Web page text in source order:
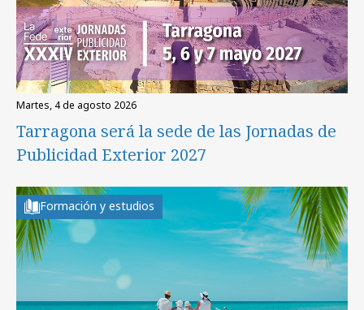
martes, 4 de agosto 2026
Tarragona será la sede de las Jornadas de
Publicidad Exterior 2027
Formación y estudios